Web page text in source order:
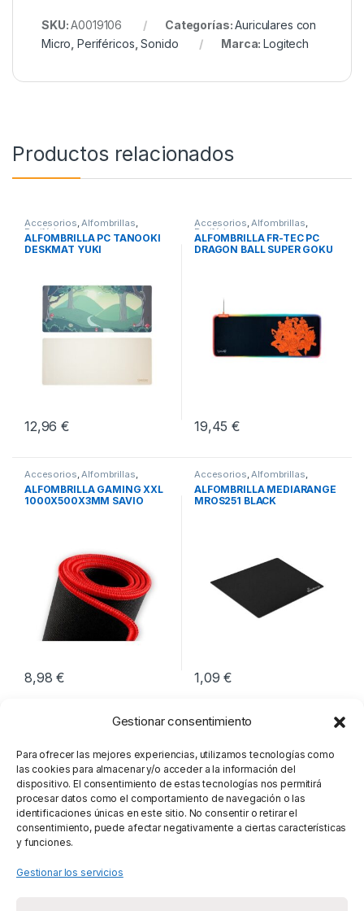
Gestionar consentimiento
Para ofrecer las mejores experiencias, utilizamos tecnologías como
las cookies para almacenar y/o acceder a la información del
dispositivo. El consentimiento de estas tecnologías nos permitirá
procesar datos como el comportamiento de navegación o las
identificaciones únicas en este sitio. No consentir o retirar el
consentimiento, puede afectar negativamente a ciertas características
y funciones.
Gestionar los servicios
SKU:A0019106 Categorías:Auriculares con
Micro ,Periféricos ,Sonido Marca:Logitech
Productos relacionados
Accesorios,Alfombrillas,
Periféricos
ALFOMBRILLA PC TANOOKI
DESKMAT YUKI
12,96€
Accesorios,Alfombrillas,
Periféricos
ALFOMBRILLA FR-TEC PC
DRAGON BALL SUPER GOKU
19,45€
Accesorios,Alfombrillas,
Periféricos
ALFOMBRILLA GAMING XXL
1000X500X3MM SAVIO
8,98€
Accesorios,Alfombrillas,
Periféricos
ALFOMBRILLA MEDIARANGE
MROS251 BLACK
1,09€